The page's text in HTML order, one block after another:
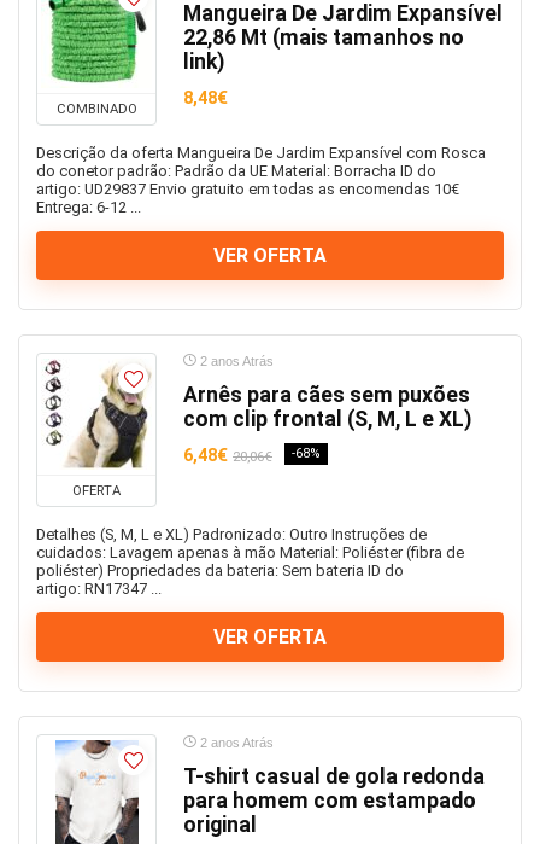
COMBINADO
Mangueira De Jardim Expansível
22,86 Mt (mais tamanhos no
link)
8,48€
Descrição da oferta Mangueira De Jardim Expansível com Rosca
do conetor padrão: Padrão da UE Material: Borracha ID do
artigo: UD29837 Envio gratuito em todas as encomendas 10€
Entrega: 6-12 ...
VER OFERTA
OFERTA
2 anos Atrás
Arnês para cães sem puxões
com clip frontal (S, M, L e XL)
6,48€ 20,06€ -68%
Detalhes (S, M, L e XL) Padronizado: Outro Instruções de
cuidados: Lavagem apenas à mão Material: Poliéster (fibra de
poliéster) Propriedades da bateria: Sem bateria ID do
artigo: RN17347 ...
VER OFERTA
2 anos Atrás
T-shirt casual de gola redonda
para homem com estampado
original